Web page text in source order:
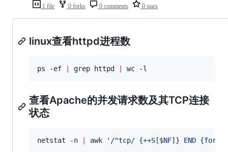
1 file 0 forks 0 comments 0 stars
linux查看httpd进程数
ps -ef grep httpd wc -l
查看Apache的并发请求数及其TCP连接
状态
netstat -n awk ' /^tcp/ {++S[$NF]} END